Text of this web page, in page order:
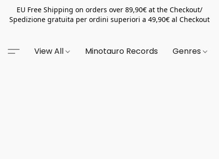
EU Free Shipping on orders over 89,90€ at the Checkout/
Spedizione gratuita per ordini superiori a 49,90€ al Checkout
View All Minotauro Records Genres